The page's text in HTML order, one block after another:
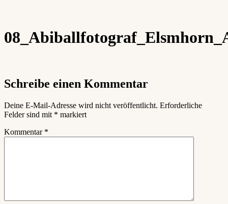
Schreibe einen Kommentar
Deine E-Mail-Adresse wird nicht veröffentlicht. Erforderliche
Felder sind mit * markiert
Kommentar *